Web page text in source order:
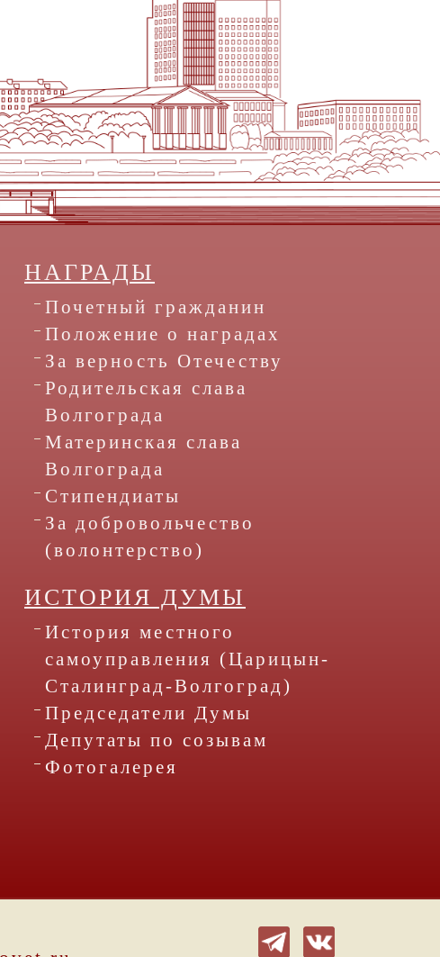
НАГРАДЫ
Почетный гражданин
Положение о наградах
За верность Отечеству
Родительская слава
Волгограда
Материнская слава
Волгограда
Стипендиаты
За добровольчество
(волонтерство)
ИСТОРИЯ ДУМЫ
История местного
самоуправления (Царицын-
Сталинград-Волгоград)
Председатели Думы
Депутаты по созывам
Фотогалерея